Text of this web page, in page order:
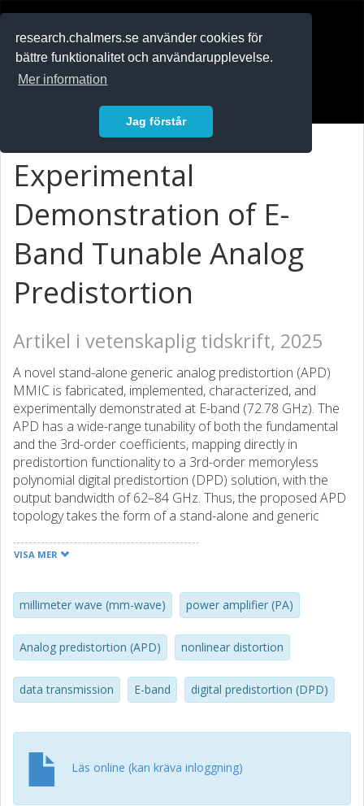
research.chalmers.se använder cookies för
bättre funktionalitet och användarupplevelse.
Mer information
Jag förstår
Experimental
Demonstration of E-
Band Tunable Analog
Predistortion
Artikel i vetenskaplig tidskrift, 2025
A novel stand-alone generic analog predistortion (APD)
MMIC is fabricated, implemented, characterized, and
experimentally demonstrated at E-band (72.78 GHz). The
APD has a wide-range tunability of both the fundamental
and the 3rd-order coefficients, mapping directly in
predistortion functionality to a 3rd-order memoryless
polynomial digital predistortion (DPD) solution, with the
output bandwidth of 62–84 GHz. Thus, the proposed APD
topology takes the form of a stand-alone and generic
power amplifiers (PAs). System-level characterization is
Performance is measured through the mask-breaking
output power (MBOP), error-vector magnitude, and
normalized mean-square error (NMSE). Improvements of
up to 3 dB in MBOP are observed. In addition to a
demonstration of the tunability of the APD, the system
performance comparison between implementations with a
DPD and APD is provided. It is experimentally shown that
with the advantage of an APD, similar predistortion
performance to the counterpart DPD can be achieved.
VISA MER
millimeter wave (mm-wave) power amplifier (PA)
Analog predistortion (APD) nonlinear distortion
data transmission E-band digital predistortion (DPD)
Läs online (kan kräva inloggning)